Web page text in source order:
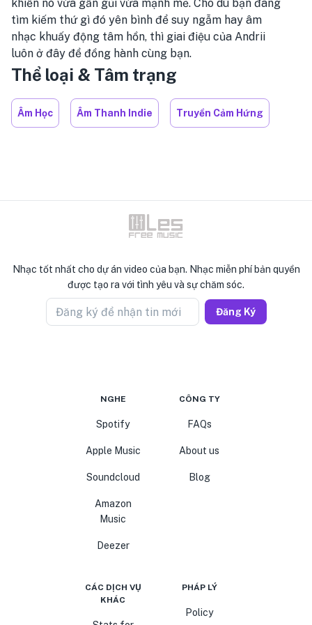
khiến nó vừa gần gũi vừa mạnh mẽ. Cho dù bạn đang
tìm kiếm thứ gì đó yên bình để suy ngẫm hay âm
nhạc khuấy động tâm hồn, thì giai điệu của Andrii
luôn ở đây để đồng hành cùng bạn.
Thể loại & Tâm trạng
Âm Học Âm Thanh Indie Truyền Cảm Hứng
Nhạc tốt nhất cho dự án video của bạn. Nhạc miễn phí bản quyền
được tạo ra với tình yêu và sự chăm sóc.
Đăng ký để nhận tin mới Đăng Ký
NGHE
Spotify
Apple Music
Soundcloud
Amazon
Music
Deezer
CÔNG TY
FAQs
About us
Blog
CÁC DỊCH VỤ
KHÁC
PHÁP LÝ
Policy